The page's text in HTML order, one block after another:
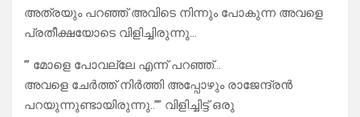
അത്രയും പറഞ്ഞ് അവിടെ നിന്നും പോകുന്ന അവളെ
പ്രതീക്ഷയോടെ വിളിച്ചിരുന്നു…
”’ മോളെ പോവല്ലേ എന്ന് പറഞ്ഞ്…
അവളെ ചേർത്ത് നിർത്തി അപ്പോഴും രാജേന്ദ്രൻ
പറയുന്നുണ്ടായിരുന്നു..”” വിളിച്ചിട്ട് ഒരു